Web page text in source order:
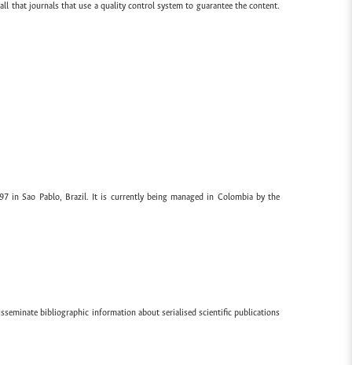
that journals that use a quality control system to guarantee the content.
in Sao Pablo, Brazil. It is currently being managed in Colombia by the
bibliographic information about serialised scientific publications